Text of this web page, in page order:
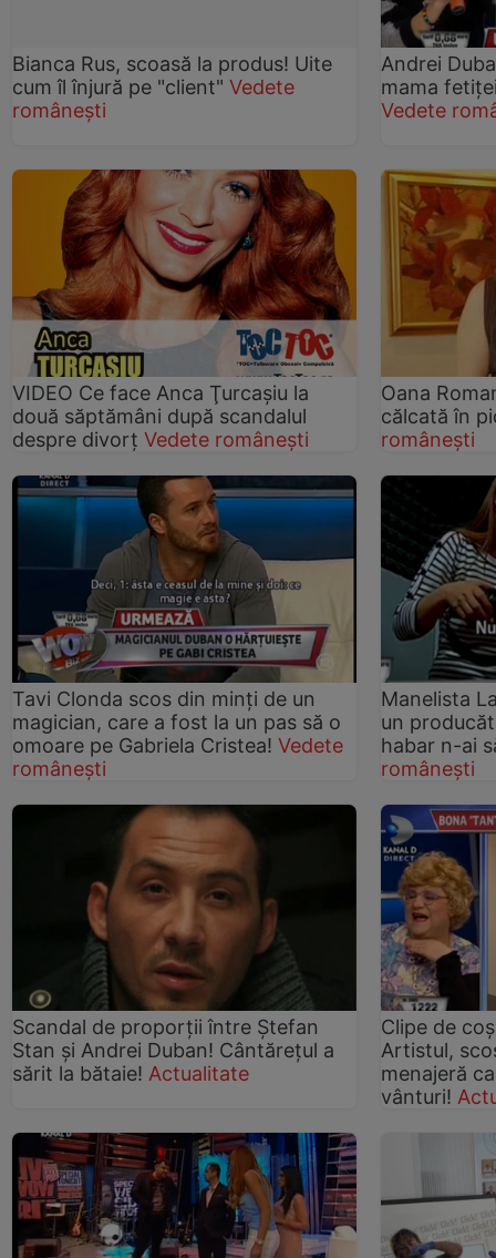
Bianca Rus, scoasă la produs! Uite
cum îl înjură pe "client" Vedete
românești
Andrei
mama
Vedete
VIDEO Ce face Anca Ţurcaşiu la
două săptămâni după scandalul
despre divorţ Vedete românești
Oana
călcată în
românești
Tavi Clonda scos din minți de un
magician, care a fost la un pas să o
omoare pe Gabriela Cristea! Vedete
românești
Manelista
un
habar n-ai
românești
Scandal de proporții între Ștefan
Stan și Andrei Duban! Cântărețul a
sărit la bătaie! Actualitate
Clipe de
Artistul,
menajeră
vânturi!